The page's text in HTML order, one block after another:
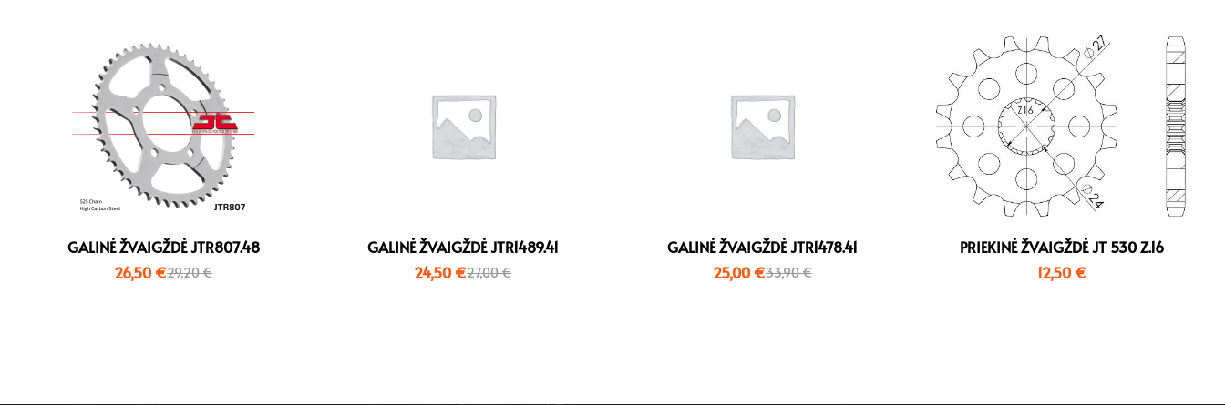
GALINĖ ŽVAIGŽDĖ JTR807.48
29,20€
26,50 €
GALINĖ ŽVAIGŽDĖ JTR1489.41
27,00€
24,50 €
GALINĖ ŽVAIGŽDĖ JTR1478.41
33,90€
25,00 €
PRIEKINĖ ŽVAIGŽDĖ JT 530 Z.16
12,50 €